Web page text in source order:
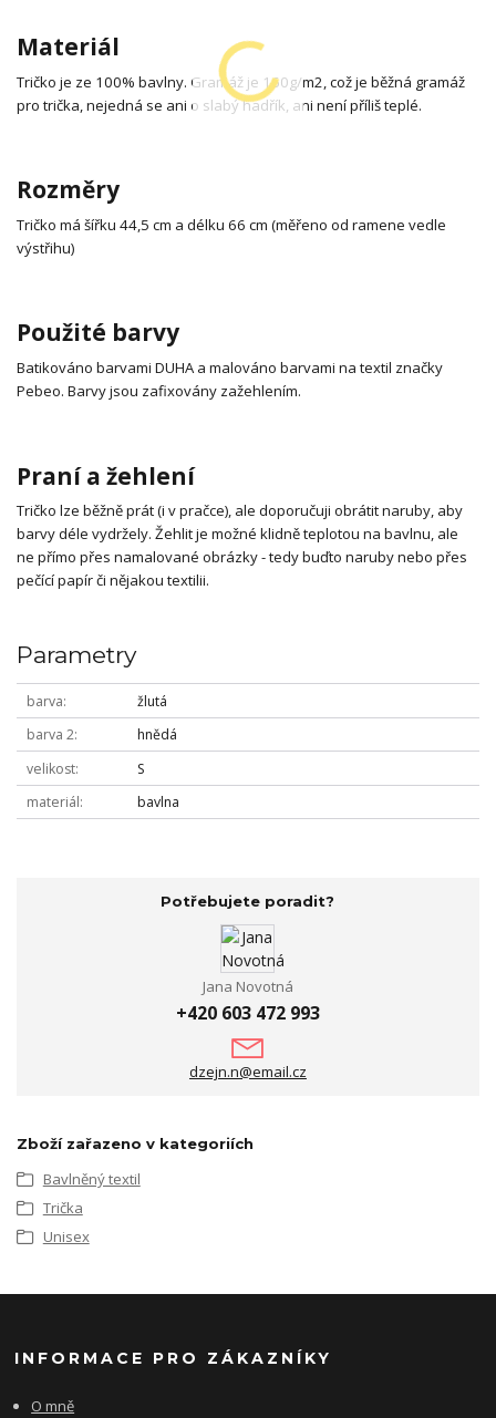
Materiál
Tričko je ze 100% bavlny. Gramáž je 160g/m2, což je běžná gramáž
pro trička, nejedná se ani o slabý hadřík, ani není příliš teplé.
Rozměry
Tričko má šířku 44,5 cm a délku 66 cm (měřeno od ramene vedle
výstřihu)
Použité barvy
Batikováno barvami DUHA a malováno barvami na textil značky
Pebeo. Barvy jsou zafixovány zažehlením.
Praní a žehlení
Tričko lze běžně prát (i v pračce), ale doporučuji obrátit naruby, aby
barvy déle vydržely. Žehlit je možné klidně teplotou na bavlnu, ale
ne přímo přes namalované obrázky - tedy buďto naruby nebo přes
pečící papír či nějakou textilii.
Parametry
barva
žlutá
barva 2
hnědá
velikost
S
materiál
bavlna
Potřebujete poradit?
Jana Novotná
+420 603 472 993
dzejn.n@email.cz
Zboží zařazeno v kategoriích
Bavlněný textil
Trička
Unisex
INFORMACE PRO ZÁKAZNÍKY
O mně